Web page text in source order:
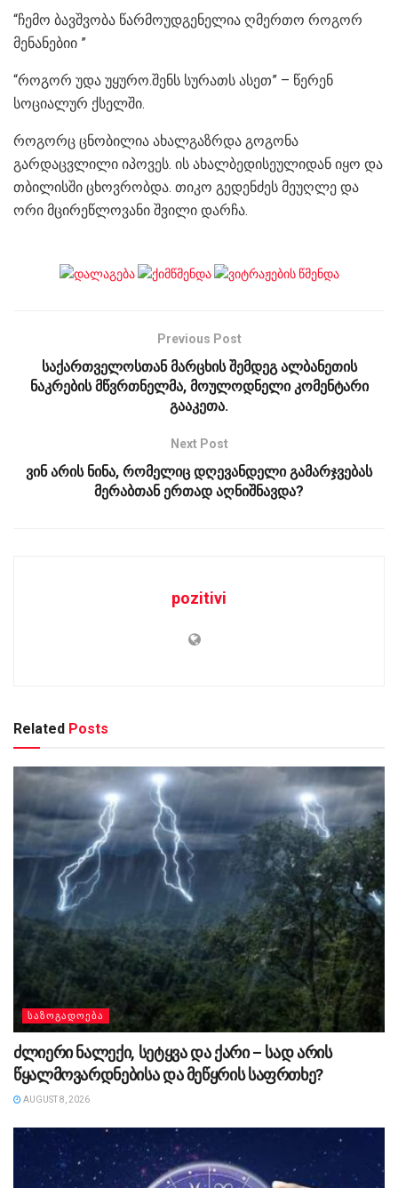
“ჩემო ბავშვობა წარმოუდგენელია ღმერთო როგორ
მენანებიი ”
“როგორ უდა უყურო.შენს სურათს ასეთ” – წერენ
სოციალურ ქსელში.
როგორც ცნობილია ახალგაზრდა გოგონა
გარდაცვლილი იპოვეს. ის ახალბედისეულიდან იყო და
თბილისში ცხოვრობდა. თიკო გედენძეს მეუღლე და
ორი მცირეწლოვანი შვილი დარჩა.
Previous Post
საქართველოსთან მარცხის შემდეგ ალბანეთის
ნაკრების მწვრთნელმა, მოულოდნელი კომენტარი
გააკეთა.
Next Post
ვინ არის ნინა, რომელიც დღევანდელი გამარჯვებას
მერაბთან ერთად აღნიშნავდა?
pozitivi
Related Posts
ᲡᲐᲖᲝᲒᲐᲓᲝᲔᲑᲐ
ძლიერი ნალექი, სეტყვა და ქარი – სად არის
წყალმოვარდნებისა და მეწყრის საფრთხე?
AUGUST 8, 2026